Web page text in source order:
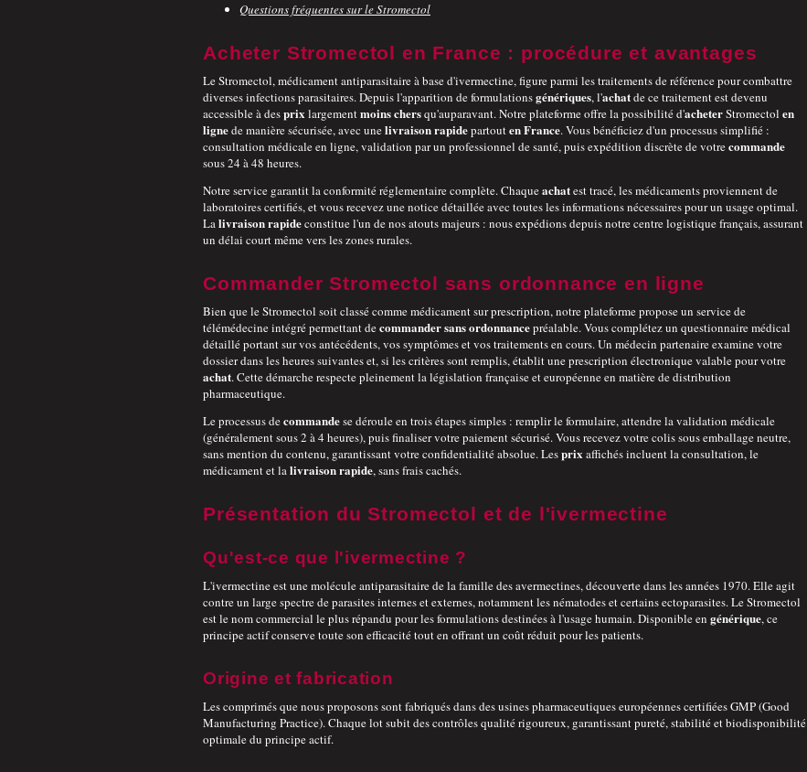
Questions fréquentes sur le Stromectol
Acheter Stromectol en France : procédure et avantages
Le Stromectol, médicament antiparasitaire à base d'ivermectine, figure parmi les traitements de référence pour combattre
diverses infections parasitaires. Depuis l'apparition de formulationsgénériques, l'achatde ce traitement est devenu
accessible à desprixlargementmoins chersqu'auparavant. Notre plateforme offre la possibilité d'acheterStromectol en
lignede manière sécurisée, avec unelivraison rapidepartouten France. Vous bénéficiez d'un processus simplifié :
consultation médicale en ligne, validation par un professionnel de santé, puis expédition discrète de votrecommande
sous 24 à 48 heures.
Notre service garantit la conformité réglementaire complète. Chaqueachatest tracé, les médicaments proviennent de
laboratoires certifiés, et vous recevez une notice détaillée avec toutes les informations nécessaires pour un usage optimal.
Lalivraison rapideconstitue l'un de nos atouts majeurs : nous expédions depuis notre centre logistique français, assurant
un délai court même vers les zones rurales.
Commander Stromectol sans ordonnance en ligne
Bien que le Stromectol soit classé comme médicament sur prescription, notre plateforme propose un service de
télémédecine intégré permettant decommandersans ordonnancepréalable. Vous complétez un questionnaire médical
détaillé portant sur vos antécédents, vos symptômes et vos traitements en cours. Un médecin partenaire examine votre
dossier dans les heures suivantes et, si les critères sont remplis, établit une prescription électronique valable pour votre
achat. Cette démarche respecte pleinement la législation française et européenne en matière de distribution
pharmaceutique.
Le processus decommandese déroule en trois étapes simples : remplir le formulaire, attendre la validation médicale
(généralement sous 2 à 4 heures), puis finaliser votre paiement sécurisé. Vous recevez votre colis sous emballage neutre,
sans mention du contenu, garantissant votre confidentialité absolue. Lesprixaffichés incluent la consultation, le
médicament et lalivraison rapide, sans frais cachés.
Présentation du Stromectol et de l'ivermectine
Qu'est-ce que l'ivermectine ?
L'ivermectine est une molécule antiparasitaire de la famille des avermectines, découverte dans les années 1970. Elle agit
contre un large spectre de parasites internes et externes, notamment les nématodes et certains ectoparasites. Le Stromectol
est le nom commercial le plus répandu pour les formulations destinées à l'usage humain. Disponible en générique, ce
principe actif conserve toute son efficacité tout en offrant un coût réduit pour les patients.
Origine et fabrication
Les comprimés que nous proposons sont fabriqués dans des usines pharmaceutiques européennes certifiées GMP (Good
Manufacturing Practice). Chaque lot subit des contrôles qualité rigoureux, garantissant pureté, stabilité et biodisponibilité
optimale du principe actif.